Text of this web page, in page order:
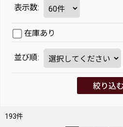
表示数:
在庫あり
並び順:
絞り込む
193件